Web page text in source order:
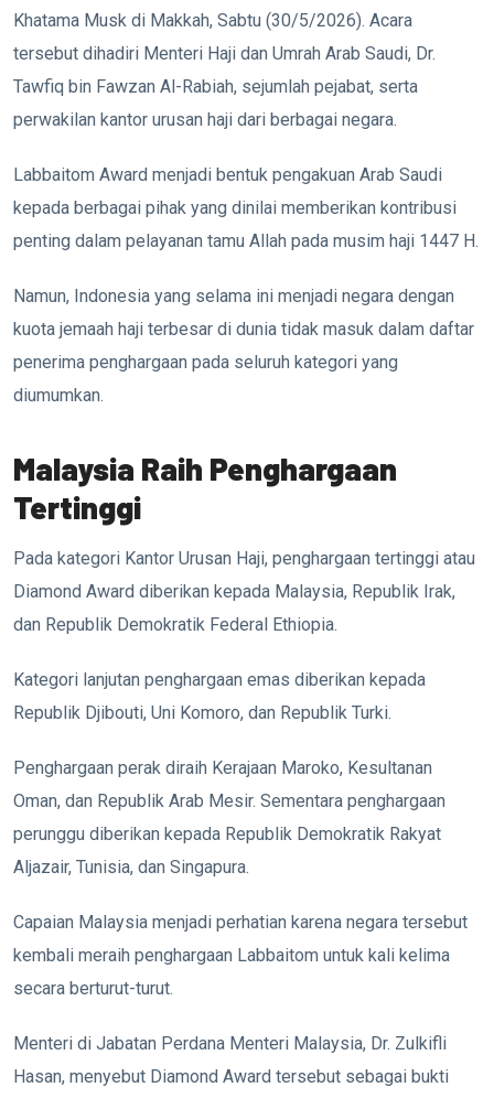
Khatama Musk di Makkah, Sabtu (30/5/2026). Acara
tersebut dihadiri Menteri Haji dan Umrah Arab Saudi, Dr.
Tawfiq bin Fawzan Al-Rabiah, sejumlah pejabat, serta
perwakilan kantor urusan haji dari berbagai negara.
Labbaitom Award menjadi bentuk pengakuan Arab Saudi
kepada berbagai pihak yang dinilai memberikan kontribusi
penting dalam pelayanan tamu Allah pada musim haji 1447 H.
Namun, Indonesia yang selama ini menjadi negara dengan
kuota jemaah haji terbesar di dunia tidak masuk dalam daftar
penerima penghargaan pada seluruh kategori yang
diumumkan.
Malaysia Raih Penghargaan
Tertinggi
Pada kategori Kantor Urusan Haji, penghargaan tertinggi atau
Diamond Award diberikan kepada Malaysia, Republik Irak,
dan Republik Demokratik Federal Ethiopia.
Kategori lanjutan penghargaan emas diberikan kepada
Republik Djibouti, Uni Komoro, dan Republik Turki.
Penghargaan perak diraih Kerajaan Maroko, Kesultanan
Oman, dan Republik Arab Mesir. Sementara penghargaan
perunggu diberikan kepada Republik Demokratik Rakyat
Aljazair, Tunisia, dan Singapura.
Capaian Malaysia menjadi perhatian karena negara tersebut
kembali meraih penghargaan Labbaitom untuk kali kelima
secara berturut-turut.
Menteri di Jabatan Perdana Menteri Malaysia, Dr. Zulkifli
Hasan, menyebut Diamond Award tersebut sebagai bukti